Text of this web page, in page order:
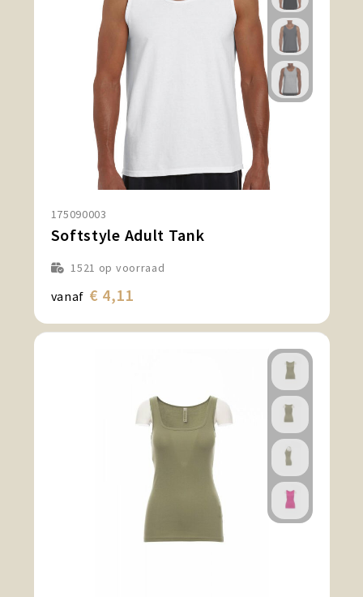
175090003
Softstyle Adult Tank
1521 op voorraad
vanaf € 4,11